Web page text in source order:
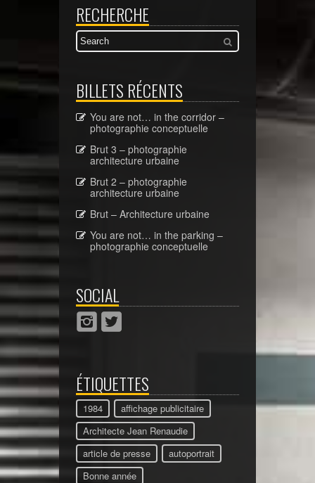
RECHERCHE
BILLETS RÉCENTS
You are not… in the corridor –
photographie conceptuelle
Brut 3 – photographie
architecture urbaine
Brut 2 – photographie
architecture urbaine
Brut – Architecture urbaine
You are not… in the parking –
photographie conceptuelle
SOCIAL
ÉTIQUETTES
1984
affichage publicitaire
Architecte Jean Renaudie
article de presse
autoportrait
Bonne année